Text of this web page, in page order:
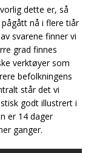
dette er, så
nå i flere tiår
svarene finner vi
grad finnes
verktøyer som
befolkningens
står det vi
godt illustrert i
er 14 dager
ganger.